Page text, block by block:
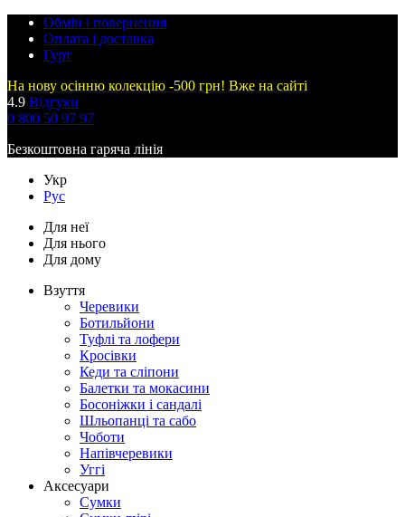
Обмін і повернення
Оплата і доставка
Гурт
На нову осінню колекцію -500 грн! Вже на сайті
4.9 Відгуки
0 800 50 97 97
Безкоштовна гаряча лінія
Укр
Рус
Для неї
Для нього
Для дому
Взуття
Черевики
Ботильйони
Туфлі та лофери
Кросівки
Кеди та сліпони
Балетки та мокасини
Босоніжки і сандалі
Шльопанці та сабо
Чоботи
Напівчеревики
Уггі
Аксесуари
Сумки